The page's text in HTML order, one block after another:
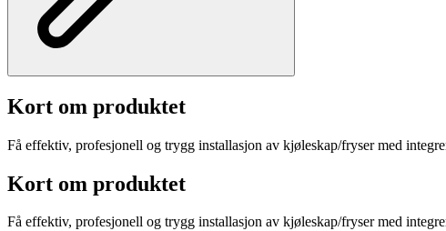
Kort om produktet
Få effektiv, profesjonell og trygg installasjon av kjøleskap/fryser med
Kort om produktet
Få effektiv, profesjonell og trygg installasjon av kjøleskap/fryser med